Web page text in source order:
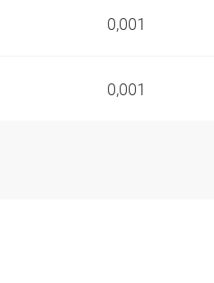
0,001
0,001